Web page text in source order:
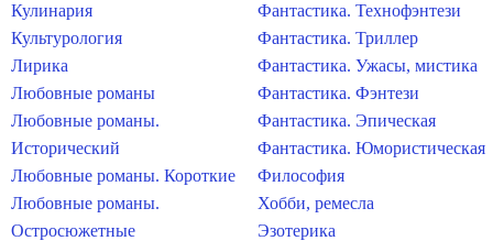
Кулинария
Культурология
Лирика
Любовные романы
Любовные романы.
Исторический
Любовные романы. Короткие
Любовные романы.
Остросюжетные
Фантастика. Технофэнтези
Фантастика. Триллер
Фантастика. Ужасы, мистика
Фантастика. Фэнтези
Фантастика. Эпическая
Фантастика. Юмористическая
Философия
Хобби, ремесла
Эзотерика